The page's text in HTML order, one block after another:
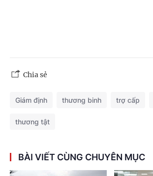
Chia sẻ
Giám định thương binh trợ cấp
thương tật
BÀI VIẾT CÙNG CHUYÊN MỤC